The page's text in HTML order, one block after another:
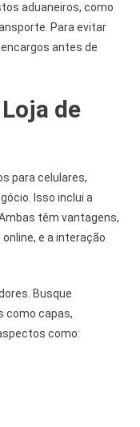
aduaneiros, como
Para evitar
antes de
de
para celulares,
Isso inclui a
têm vantagens,
e a interação
Busque
como capas,
como: